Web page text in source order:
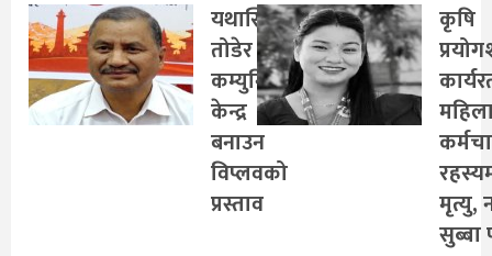
यथास्थिति
तोडेर नयाँ
कम्युनिस्ट
केन्द्र
बनाउन
विप्लवको
प्रस्ताव
कृषि
मृत्यु,
सुब्बा